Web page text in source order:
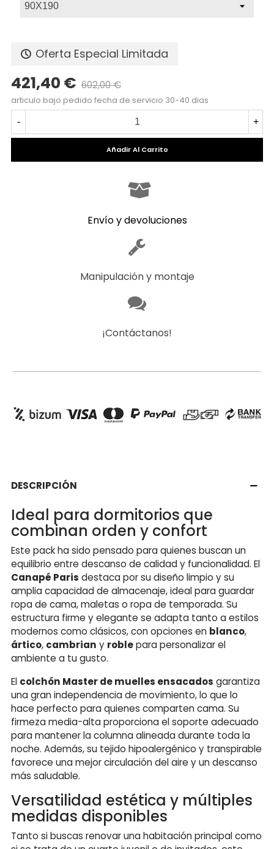
Oferta Especial Limitada
421,40 € 602,00 €
articulo bajo pedido fecha de servicio 30-40 dias
- +
Añadir Al Carrito
Envío y devoluciones
Manipulación y montaje
¡Contáctanos!
DESCRIPCIÓN
Ideal para dormitorios que
combinan orden y confort
Este pack ha sido pensado para quienes buscan un
equilibrio entre descanso de calidad y funcionalidad. El
Canapé Paris destaca por su diseño limpio y su
amplia capacidad de almacenaje, ideal para guardar
ropa de cama, maletas o ropa de temporada. Su
estructura firme y elegante se adapta tanto a estilos
modernos como clásicos, con opciones en blanco,
ártico, cambrian y roblepara personalizar el
ambiente a tu gusto.
El colchón Master de muelles ensacados garantiza
una gran independencia de movimiento, lo que lo
hace perfecto para quienes comparten cama. Su
firmeza media-alta proporciona el soporte adecuado
para mantener la columna alineada durante toda la
noche. Además, su tejido hipoalergénico y transpirable
favorece una mejor circulación del aire y un descanso
más saludable.
Versatilidad estética y múltiples
medidas disponibles
Tanto si buscas renovar una habitación principal como